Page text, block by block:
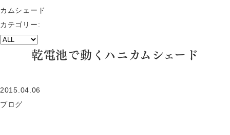
カムシェード
カテゴリー:
乾電池で動くハニカムシェード
2015.04.06
ブログ